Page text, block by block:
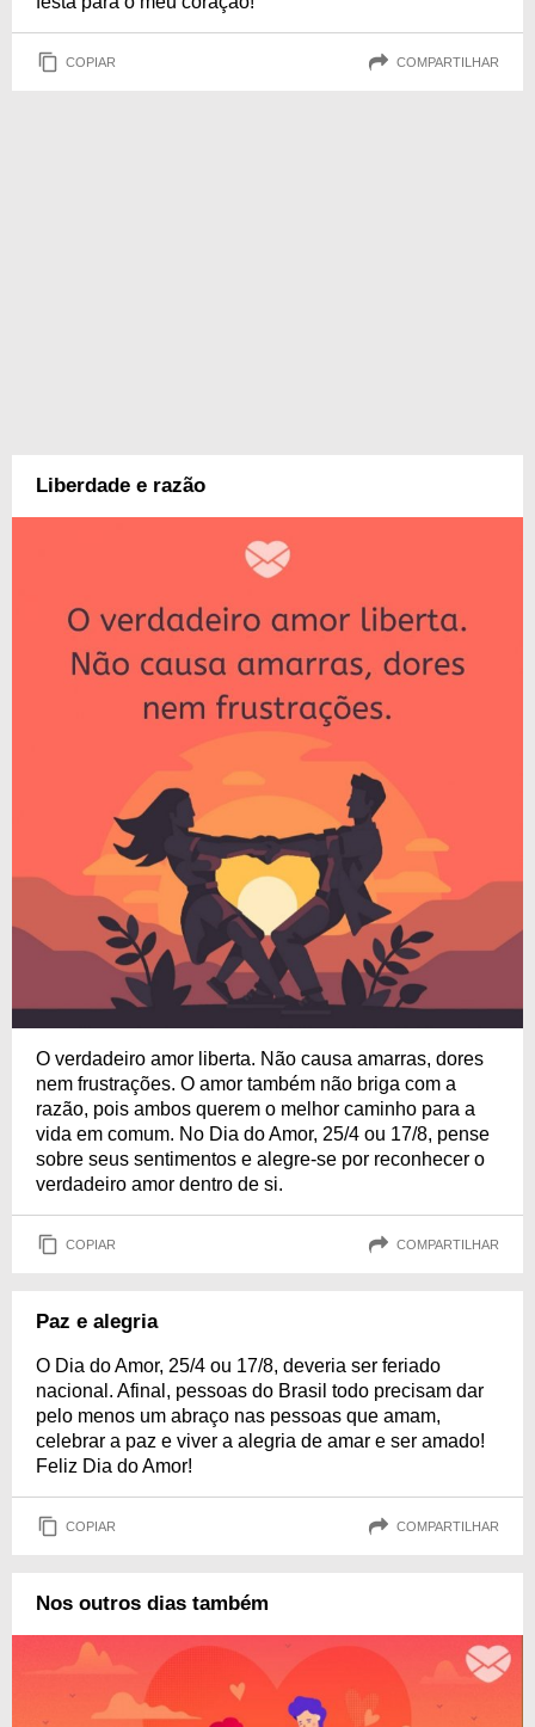
COPIAR COMPARTILHAR
Liberdade e razão
O verdadeiro amor liberta. Não causa amarras, dores
nem frustrações. O amor também não briga com a
razão, pois ambos querem o melhor caminho para a
vida em comum. No Dia do Amor, 25/4 ou 17/8, pense
sobre seus sentimentos e alegre-se por reconhecer o
verdadeiro amor dentro de si.
COPIAR COMPARTILHAR
Paz e alegria
O Dia do Amor, 25/4 ou 17/8, deveria ser feriado
nacional. Afinal, pessoas do Brasil todo precisam dar
pelo menos um abraço nas pessoas que amam,
celebrar a paz e viver a alegria de amar e ser amado!
Feliz Dia do Amor!
COPIAR COMPARTILHAR
Nos outros dias também